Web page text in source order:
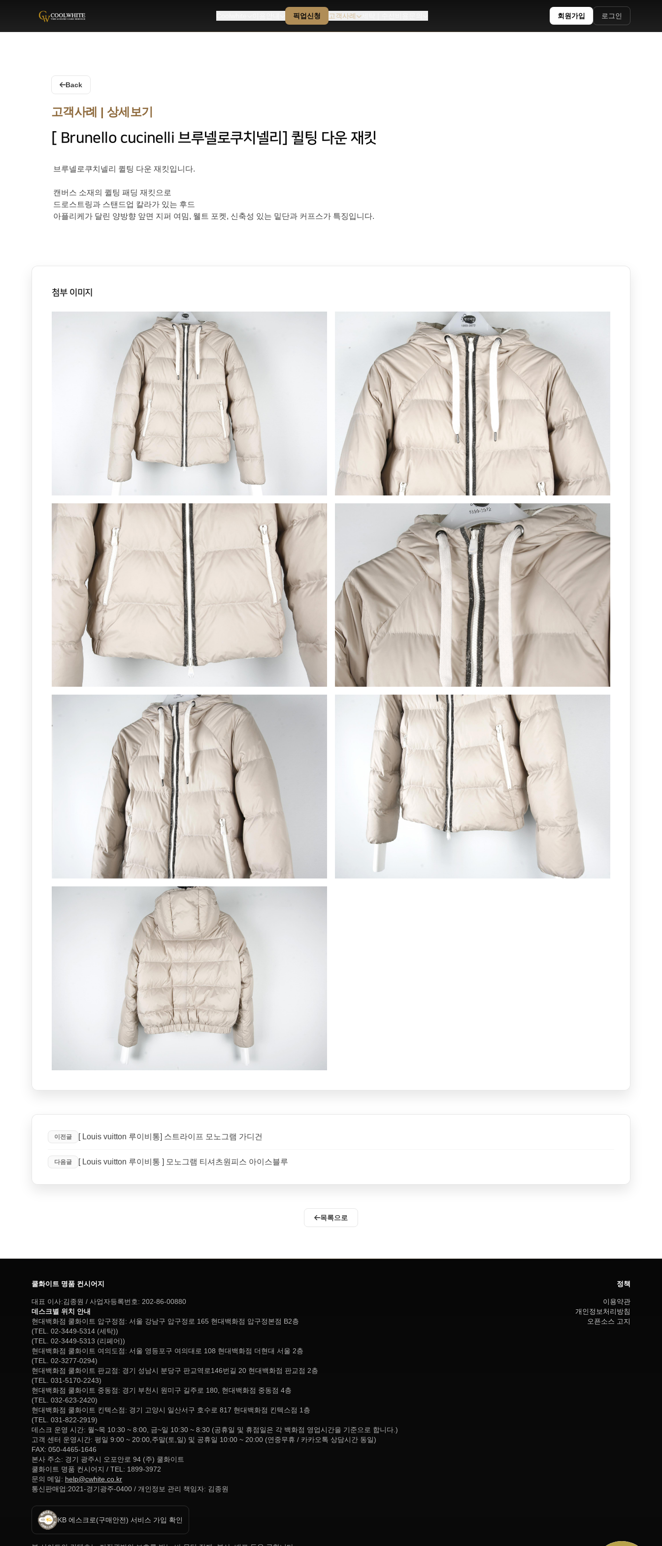
Coolwhite
픽업신청 고객사례 회원가입 로그인
Back
고객사례 | 상세보기
[ Brunello cucinelli 브루넬로쿠치넬리] 퀼팅 다운 재킷
브루넬로쿠치넬리 퀼팅 다운 재킷입니다.
캔버스 소재의 퀼팅 패딩 재킷으로
드로스트링과 스탠드업 칼라가 있는 후드
아플리케가 달린 양방향 앞면 지퍼 여밈, 웰트 포켓, 신축성 있는 밑단과 커프스가 특징입니다.
첨부 이미지
이전글 [ Louis vuitton 루이비통] 스트라이프 모노그램 가디건
다음글 [ Louis vuitton 루이비통 ] 모노그램 티셔츠원피스 아이스블루
목록으로
쿨화이트 명품 컨시어지
대표 이사:김종원 / 사업자등록번호: 202-86-00880
데스크별 위치 안내
현대백화점 쿨화이트 압구정점: 서울 강남구 압구정로 165 현대백화점 압구정본점 B2층
(TEL. 02-3449-5314 (세탁))
(TEL. 02-3449-5313 (리페어))
현대백화점 쿨화이트 여의도점: 서울 영등포구 여의대로 108 현대백화점 더현대 서울 2층
(TEL. 02-3277-0294)
현대백화점 쿨화이트 판교점: 경기 성남시 분당구 판교역로146번길 20 현대백화점 판교점 2층
(TEL. 031-5170-2243)
현대백화점 쿨화이트 중동점: 경기 부천시 원미구 길주로 180, 현대백화점 중동점 4층
(TEL. 032-623-2420)
현대백화점 쿨화이트 킨텍스점: 경기 고양시 일산서구 호수로 817 현대백화점 킨텍스점 1층
(TEL. 031-822-2919)
데스크 운영 시간: 월~목 10:30 ~ 8:00, 금~일 10:30 ~ 8:30 (공휴일 및 휴점일은 각 백화점 영업시간을 기준으로 합니다.)
고객 센터 운영시간: 평일 9:00 ~ 20:00,주말(토,일) 및 공휴일 10:00 ~ 20:00 (연중무휴 / 카카오톡 상담시간 동일)
FAX: 050-4465-1646
본사 주소: 경기 광주시 오포안로 94 (주) 쿨화이트
쿨화이트 명품 컨시어지 / TEL: 1899-3972
문의 메일: help@cwhite.co.kr
통신판매업:2021-경기광주-0400 / 개인정보 관리 책임자: 김종원
KB 에스크로(구매안전) 서비스 가입 확인
정책
이용약관
개인정보처리방침
오픈소스 고지